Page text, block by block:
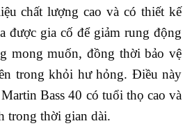
chất lượng cao và có thiết kế
được gia cố để giảm rung động
mong muốn, đồng thời bảo vệ
trong khỏi hư hỏng. Điều này
Bass 40 có tuổi thọ cao và
trong thời gian dài.